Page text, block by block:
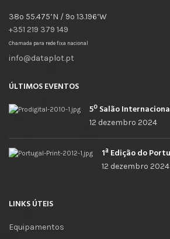
38º 55.475’N / 9º 13.196’W
+351 219 379 149
Chamada para rede fixa nacional
info@dataplot.pt
ÚLTIMOS EVENTOS
12 dezembro 2024
12 dezembro 2024
LINKS ÚTEIS
Equipamentos